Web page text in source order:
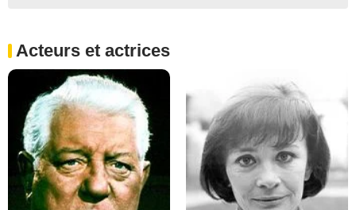
Acteurs et actrices